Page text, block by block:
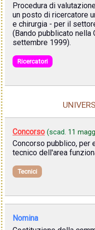
Procedura di
un posto di ricercatore
e chirurgia - per il
(Bando pubblicato nella
settembre 1999).
Ricercatori
Concorso (scad. 11
Concorso pubblico, per
tecnico dell'area
Tecnici
Nomina